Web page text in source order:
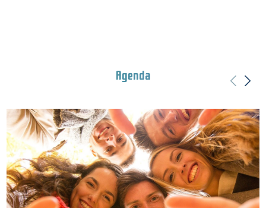
Agenda